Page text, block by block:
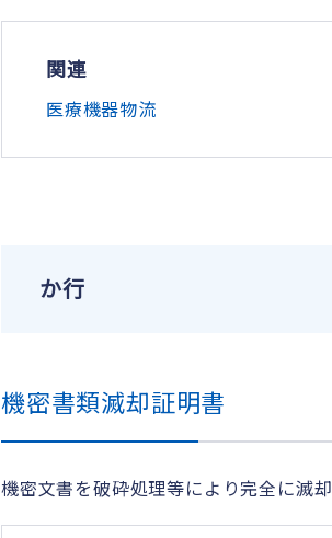
関連
医療機器物流
か行
機密書類滅却証明書
機密文書を破砕処理等により完全に滅